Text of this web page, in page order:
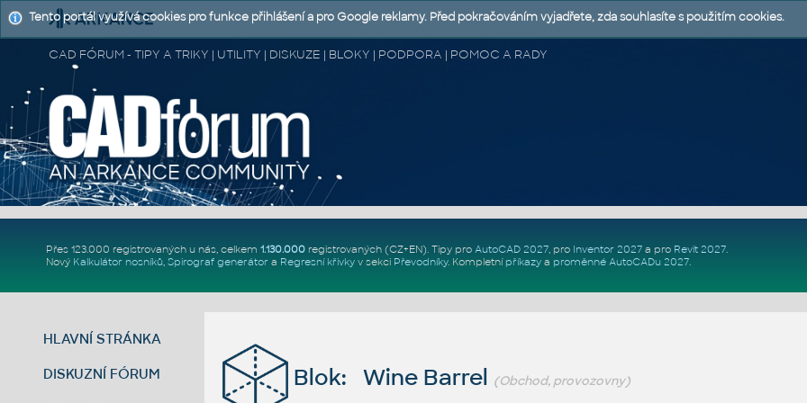
CAD FÓRUM - TIPY A TRIKY | UTILITY | DISKUZE | BLOKY | PODPORA | POMOC A RADY
Přes 123.000 registrovaných u nás, celkem 1.130.000registrovaných (CZ+EN). Tipy pro AutoCAD 2027, pro Inventor 2027a pro Revit 2027.
Nový Kalkulátor nosníků, Spirograf generátor a Regresní křivkyv sekci Převodníky. Kompletní příkazya proměnné AutoCADu 2027.
HLAVNÍ STRÁNKA
DISKUZNÍ FÓRUM Blok: Wine Barrel (Obchod, provozovny)
Tento portál využívá cookies pro funkce přihlášení a pro Google reklamy. Před pokračováním vyjadřete, zda souhlasíte s použitím cookies.